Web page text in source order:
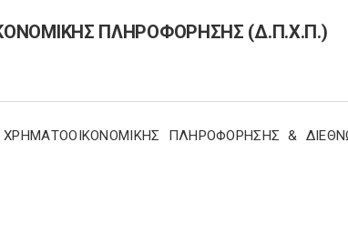
ΠΛΗΡΟΦΟΡΗΣΗΣ (Δ.Π.Χ.Π.)
ΠΛΗΡΟΦΟΡΗΣΗΣ &